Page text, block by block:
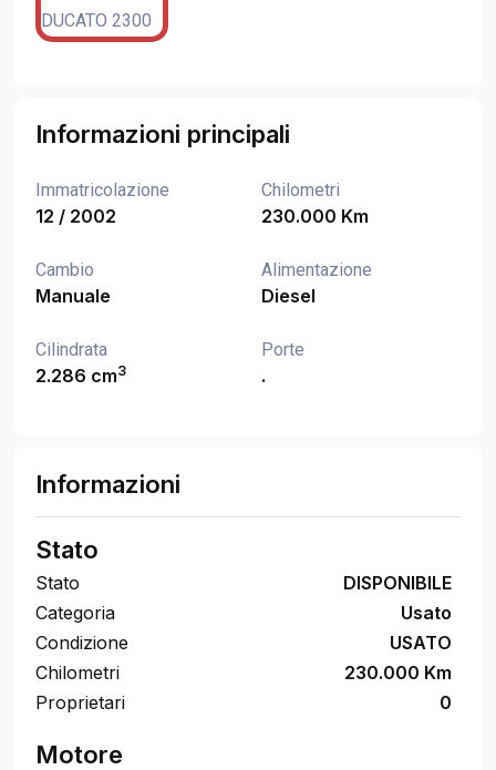
Informazioni principali
Immatricolazione
12 / 2002
Chilometri
230.000 Km
Cambio
Manuale
Alimentazione
Diesel
Cilindrata
2.286 cm3
Porte
.
Informazioni
Stato
Stato
DISPONIBILE
Categoria
Usato
Condizione
USATO
Chilometri
230.000 Km
Proprietari
0
Motore